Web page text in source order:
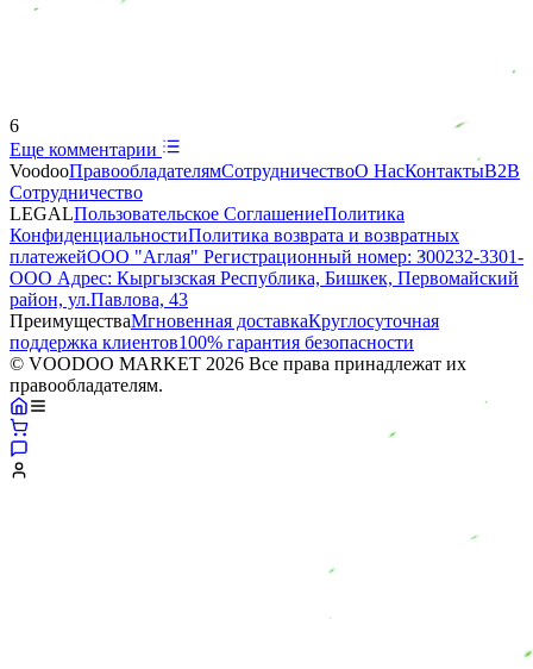
6
Еще комментарии
VoodooПравообладателямСотрудничествоО НасКонтактыB2B
Сотрудничество
LEGALПользовательское СоглашениеПолитика
КонфиденциальностиПолитика возврата и возвратных
платежейООО "Аглая" Регистрационный номер: 300232-3301-
ООО Адрес: Кыргызская Республика, Бишкек, Первомайский
район, ул.Павлова, 43
ПреимуществаМгновенная доставкаКруглосуточная
поддержка клиентов100% гарантия безопасности
© VOODOO MARKET 2026 Все права принадлежат их
правообладателям.